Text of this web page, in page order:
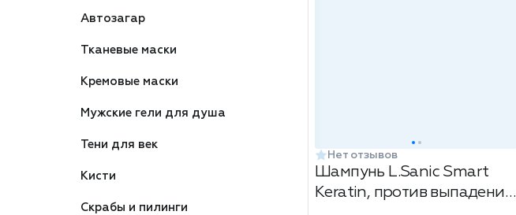
Автозагар
Тканевые маски
Кремовые маски
Мужские гели для душа
Тени для век
Кисти
Скрабы и пилинги
Нет отзывов
Шампунь L.Sanic Smart
Keratin, против выпадения,